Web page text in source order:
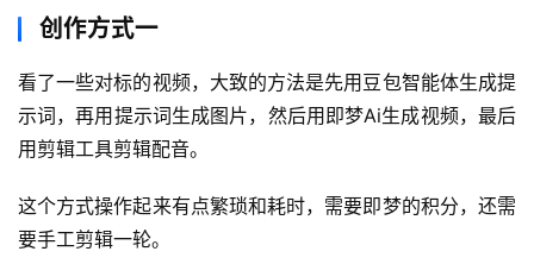
A
I
实
创作方式一
看了一些对标的视频，大致的方法是先用豆包智能体生成提
示词，再用提示词生成图片，然后用即梦Ai生成视频，最后
用剪辑工具剪辑配音。
这个方式操作起来有点繁琐和耗时，需要即梦的积分，还需
要手工剪辑一轮。